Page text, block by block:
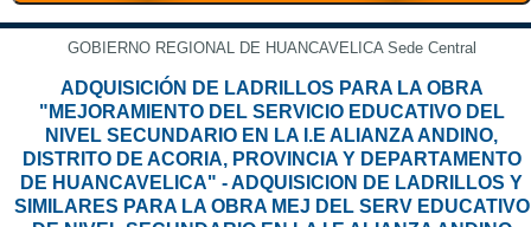
GOBIERNO REGIONAL DE HUANCAVELICA Sede Central
ADQUISICIÓN DE LADRILLOS PARA LA OBRA
"MEJORAMIENTO DEL SERVICIO EDUCATIVO DEL
NIVEL SECUNDARIO EN LA I.E ALIANZA ANDINO,
DISTRITO DE ACORIA, PROVINCIA Y DEPARTAMENTO
DE HUANCAVELICA" - ADQUISICION DE LADRILLOS Y
SIMILARES PARA LA OBRA MEJ DEL SERV EDUCATIVO